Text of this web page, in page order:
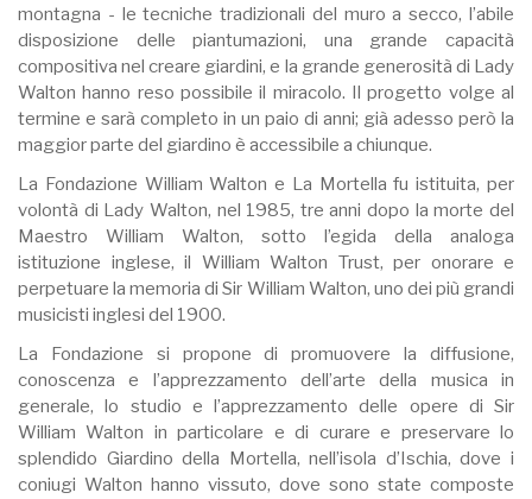
montagna - le tecniche tradizionali del muro a secco, l’abile
disposizione delle piantumazioni, una grande capacità
compositiva nel creare giardini, e la grande generosità di Lady
Walton hanno reso possibile il miracolo. Il progetto volge al
termine e sarà completo in un paio di anni; già adesso però la
maggior parte del giardino è accessibile a chiunque.
La Fondazione William Walton e La Mortellafu istituita, per
volontà di Lady Walton, nel 1985, tre anni dopo la morte del
Maestro William Walton, sotto l’egida della analoga
istituzione inglese, il William Walton Trust, per onorare e
perpetuare la memoria di Sir William Walton, uno dei più grandi
musicisti inglesi del 1900.
La Fondazione si propone di promuovere la diffusione,
conoscenza e l’apprezzamento dell’arte della musica in
generale, lo studio e l’apprezzamento delle opere di Sir
William Walton in particolare e di curare e preservare lo
splendido Giardino della Mortella, nell’isola d’Ischia, dove i
coniugi Walton hanno vissuto, dove sono state composte